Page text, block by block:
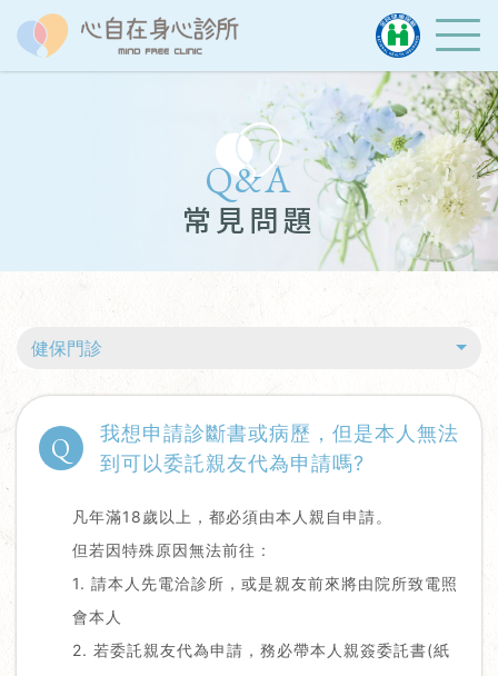
Q&A
常見問題
健保門診
Q
我想申請診斷書或病歷，但是本人無法
到可以委託親友代為申請嗎?
凡年滿18歲以上，都必須由本人親自申請。
但若因特殊原因無法前往 :
1. 請本人先電洽診所，或是親友前來將由院所致電照
會本人
2. 若委託親友代為申請，務必帶本人親簽委託書(紙